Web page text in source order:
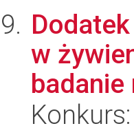
w
badanie
Konkurs: